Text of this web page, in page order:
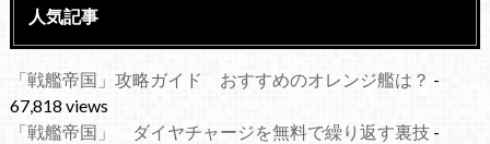
人気記事
「戦艦帝国」攻略ガイド おすすめのオレンジ艦は？ -
67,818 views
「戦艦帝国」 ダイヤチャージを無料で繰り返す裏技-